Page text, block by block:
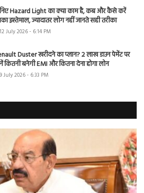
Hazard Light का क्या काम है, कब और कैसे करें
इस्तेमाल, ज्यादातर लोग नहीं जानते सही तरीका
12 July 2026 - 6:14 PM
Duster खरीदने का प्लान? 2 लाख डाउन पेमेंट पर
कितनी बनेगी EMI और कितना देना होगा लोन
9 July 2026 - 6:33 PM